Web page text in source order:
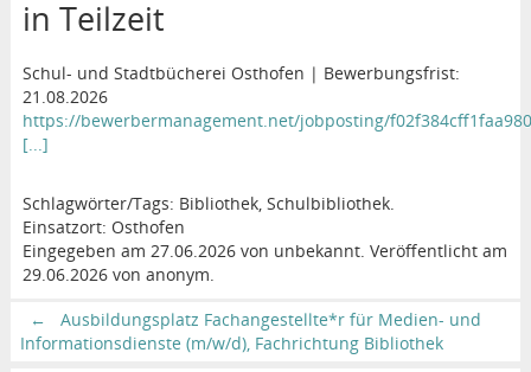
in Teilzeit
Schul- und Stadtbücherei Osthofen | Bewerbungsfrist:
21.08.2026
https://bewerbermanagement.net/jobposting/
[...]
Schlagwörter/Tags: Bibliothek, Schulbibliothek.
Einsatzort: Osthofen
Eingegeben am 27.06.2026 von unbekannt. Veröffentlicht am
29.06.2026 von anonym.
←
Ausbildungsplatz Fachangestellte*r für Medien- und
Informationsdienste (m/w/d), Fachrichtung Bibliothek